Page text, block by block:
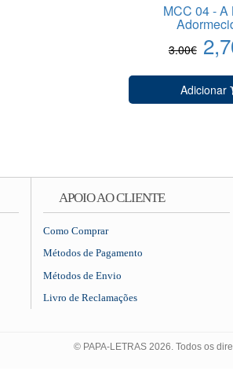
MCC 04 - A
3.00€
Adicionar
APOIO AO CLIENTE
Como Comprar
Métodos de Pagamento
Métodos de Envio
Livro de Reclamações
© PAPA-LETRAS 2026. Todos os